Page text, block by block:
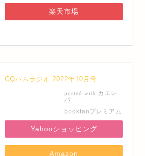
楽天市場
CQハムラジオ 2022年10月号
posted with カエレ
バ
bookfanプレミアム
Yahooショッピング
Amazon